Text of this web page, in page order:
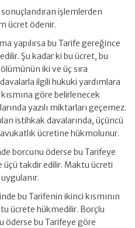
işlemlerden
ücret ödenir.
yapılırsa bu Tarife gereğince
Şu kadar ki bu ücret, bu
iki ve üç sıra
ilgili hukuki yardımlara
göre belirlenecek
yazılı miktarları geçemez.
istihkak davalarında, üçüncü
ücretine hükmolunur.
borcunu öderse bu Tarifeye
takdir edilir. Maktu ücreti
bu Tarifenin ikinci kısmının
ücrete hükmedilir. Borçlu
öderse bu Tarifeye göre